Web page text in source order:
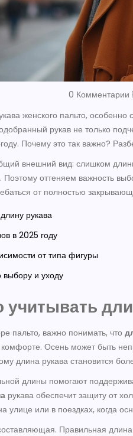
0 Комментарии
женского пальто, особенно
рукав не только
Почему это так важно?
внешний вид: слишком
Поэтому оттеняем важность
от полностью
рукава
в 2025 году
от типа фигуры
выбору и уходу
пальто, важно понимать, что
Осень может быть
длина рукава становится
длины помогают
рукава обеспечит защиту от
улице или в поездках, когда
Правильная